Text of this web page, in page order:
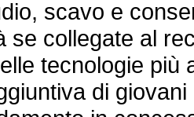
scavo e
se collegate al
tecnologie
di